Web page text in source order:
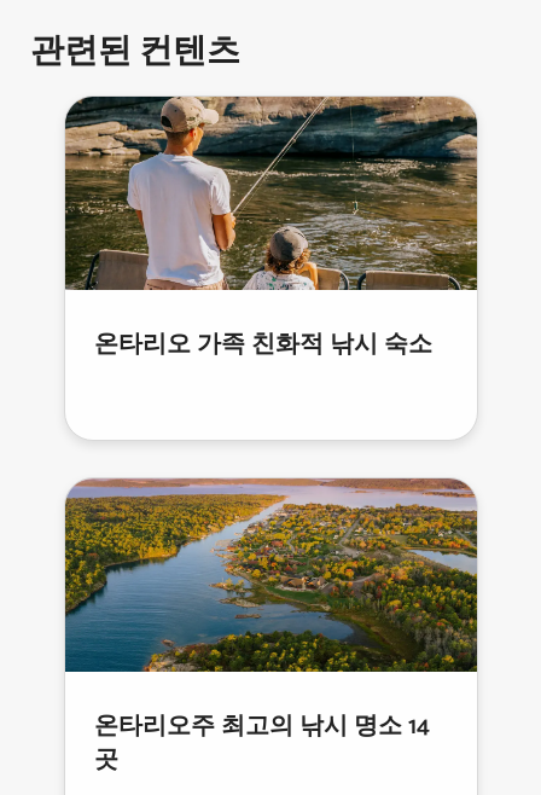
관련된 컨텐츠
온타리오 가족 친화적 낚시 숙소
온타리오주 최고의 낚시 명소 14
곳